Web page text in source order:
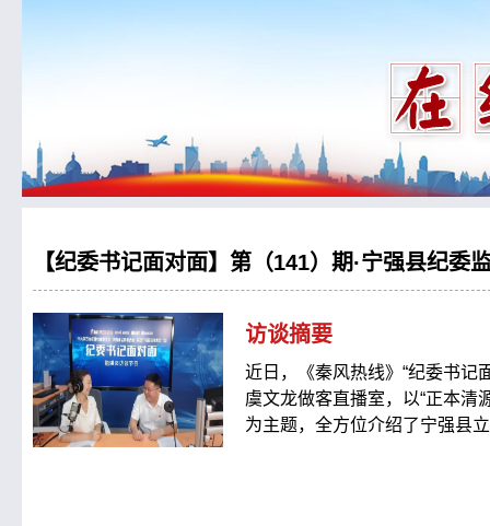
【纪委书记面对面】第（141）期·宁强县纪
访谈摘要
近日，《秦风热线》“纪委书记
虞文龙做客直播室，以“正本清
为主题，全方位介绍了宁强县